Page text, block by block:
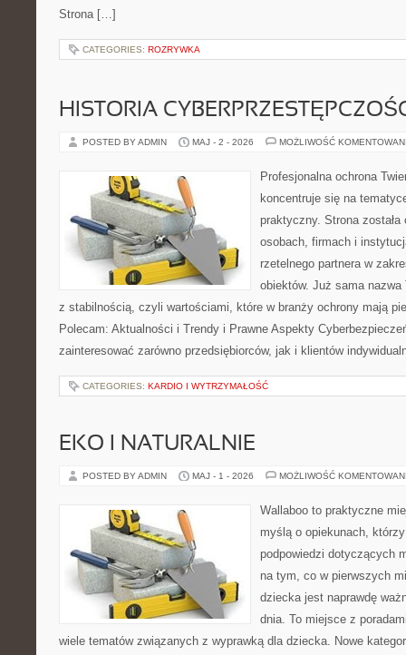
Strona […]
CATEGORIES: ROZRYWKA
HISTORIA
POSTED BY ADMIN MAJ - 2 - 2026 MOŻLIWOŚĆ
Profesjonalna ochrona
koncentruje się na
praktyczny. Strona
osobach, firmach i
rzetelnego partnera w
obiektów. Już sama nazwa
z stabilnością, czyli wartościami, które w branży ochrony mają
Polecam: Aktualności i Trendy i Prawne Aspekty
zainteresować zarówno przedsiębiorców, jak i klientów
CATEGORIES: KARDIO I WYTRZYMAŁOŚĆ
EKO I NATURALNIE
POSTED BY ADMIN MAJ - 1 - 2026 MOŻLIWOŚĆ
Wallaboo to praktyczne
myślą o opiekunach,
podpowiedzi dotyczących
na tym, co w pierwszych
dziecka jest naprawdę
dnia. To miejsce z
wiele tematów związanych z wyprawką dla dziecka. Nowe